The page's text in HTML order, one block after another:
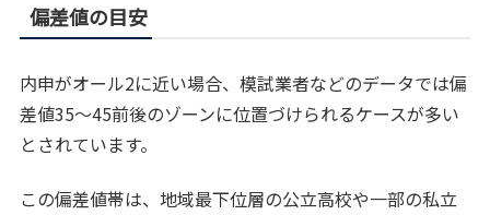
偏差値の目安
内申がオール2に近い場合、模試業者などのデータでは偏
差値35〜45前後のゾーンに位置づけられるケースが多い
とされています。
この偏差値帯は、地域最下位層の公立高校や一部の私立